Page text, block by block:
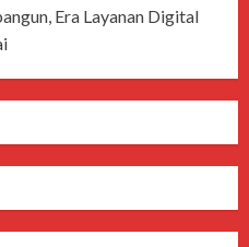
Era Layanan Digital